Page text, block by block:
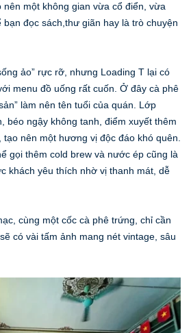
một không gian vừa cổ điển, vừa
đọc sách,thư giãn hay là trò chuyện
ảo” rực rỡ, nhưng Loading T lại có
menu đồ uống rất cuốn. Ở đây cà phê
làm nên tên tuổi của quán. Lớp
béo ngậy không tanh, điểm xuyết thêm
nên một hương vị độc đáo khó quên.
gọi thêm cold brew và nước ép cũng là
khách yêu thích nhờ vị thanh mát, dễ
cùng một cốc cà phê trứng, chỉ cần
có vài tấm ảnh mang nét vintage, sâu